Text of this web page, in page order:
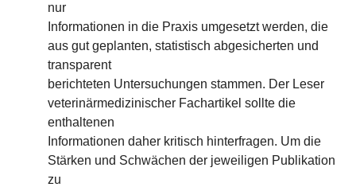
nur
Informationen in die Praxis umgesetzt werden, die
aus gut geplanten, statistisch abgesicherten und
transparent
berichteten Untersuchungen stammen. Der Leser
veterinärmedizinischer Fachartikel sollte die
enthaltenen
Informationen daher kritisch hinterfragen. Um die
Stärken und Schwächen der jeweiligen Publikation
zu